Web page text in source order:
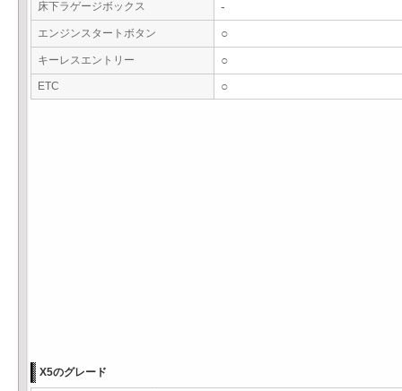
床下ラゲージボックス -
エンジンスタートボタン ○
キーレスエントリー ○
ETC ○
X5のグレード